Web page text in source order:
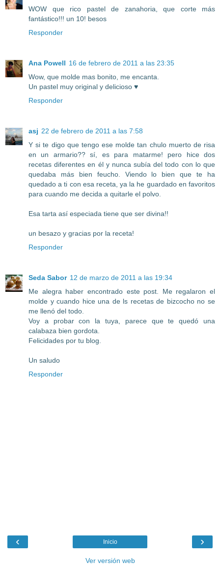
WOW que rico pastel de zanahoria, que corte más
fantástico!!! un 10! besos
Responder
Ana Powell 16 de febrero de 2011 a las 23:35
Wow, que molde mas bonito, me encanta.
Un pastel muy original y delicioso ♥
Responder
asj 22 de febrero de 2011 a las 7:58
Y si te digo que tengo ese molde tan chulo muerto de risa
en un armario?? sí, es para matarme! pero hice dos
recetas diferentes en él y nunca subía del todo con lo que
quedaba más bien feucho. Viendo lo bien que te ha
quedado a ti con esa receta, ya la he guardado en favoritos
para cuando me decida a quitarle el polvo.
Esa tarta así especiada tiene que ser divina!!
un besazo y gracias por la receta!
Responder
Seda Sabor 12 de marzo de 2011 a las 19:34
Me alegra haber encontrado este post. Me regalaron el
molde y cuando hice una de ls recetas de bizcocho no se
me llenó del todo.
Voy a probar con la tuya, parece que te quedó una
calabaza bien gordota.
Felicidades por tu blog.
Un saludo
Responder
‹ ›
Inicio
Ver versión web